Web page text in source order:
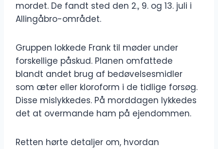
mordet. De fandt sted den 2., 9. og 13. juli i
Allingåbro-området.
Gruppen lokkede Frank til møder under
forskellige påskud. Planen omfattede
blandt andet brug af bedøvelsesmidler
som æter eller kloroform i de tidlige forsøg.
Disse mislykkedes. På morddagen lykkedes
det at overmande ham på ejendommen.
Retten hørte detaljer om, hvordan